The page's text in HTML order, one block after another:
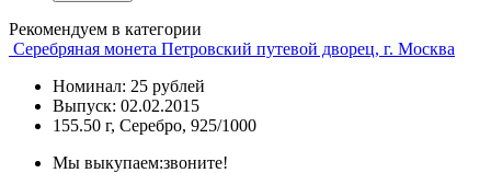
Рекомендуем в категории
Серебряная монета Петровский путевой дворец, г. Москва
Номинал: 25 рублей
Выпуск: 02.02.2015
155.50 г, Серебро, 925/1000
Мы выкупаем:звоните!